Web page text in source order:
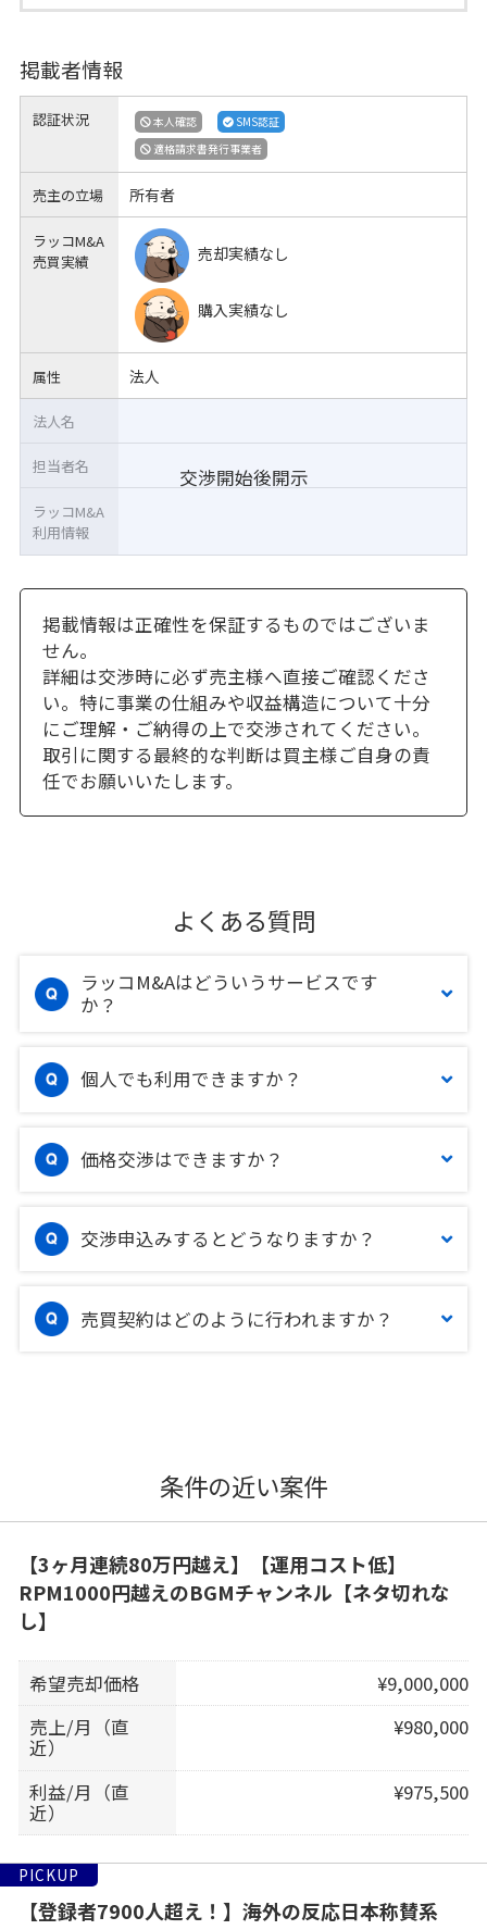
掲載者情報
認証状況 本人確認
SMS認証
適格請求書発行事業者
売主の立場 所有者
ラッコM&A
売買実績
売却実績なし
購入実績なし
属性 法人
交渉開始後開示
法人名
担当者名
ラッコM&A
利用情報
掲載情報は正確性を保証するものではございま
せん。
詳細は交渉時に必ず売主様へ直接ご確認くださ
い。特に事業の仕組みや収益構造について十分
にご理解・ご納得の上で交渉されてください。
取引に関する最終的な判断は買主様ご自身の責
任でお願いいたします。
よくある質問
ラッコM&Aはどういうサービスです
か？
個人でも利用できますか？
価格交渉はできますか？
交渉申込みするとどうなりますか？
売買契約はどのように行われますか？
条件の近い案件
【3ヶ月連続80万円越え】【運用コスト低】
RPM1000円越えのBGMチャンネル【ネタ切れな
し】
希望売却価格
¥9,000,000
売上/月（直
近）
¥980,000
利益/月（直
近）
¥975,500
PICKUP
【登録者7900人超え！】海外の反応日本称賛系